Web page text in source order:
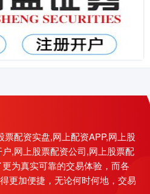
配资实盘,网上配资APP,网上股
,网上股票配资公司,网上股票配
为真实可靠的交易体验，而各
更加便捷，无论何时何地，交易